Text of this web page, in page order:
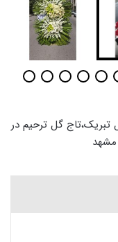
تبریک،تاج گل ترحیم در